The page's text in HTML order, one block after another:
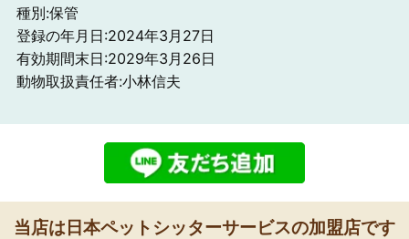
種別:保管
登録の年月日:2024年3月27日
有効期間末日:2029年3月26日
動物取扱責任者:小林信夫
当店は日本ペットシッターサービスの加盟店です